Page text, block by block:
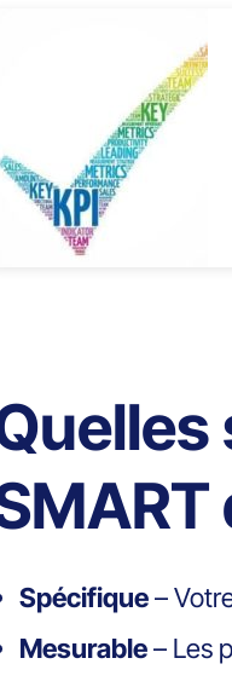
Spécifique–
Mesurable– Les